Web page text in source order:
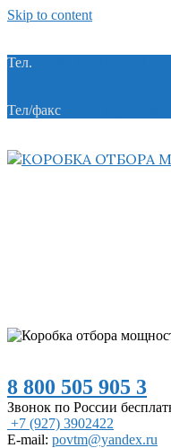
Skip to content
Тел.
Тел/факс
8 800 505 905 3
Звонок по России
+7 (927) 3902422
E-mail: povtm@yandex.ru